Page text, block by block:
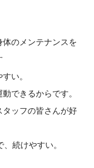
体のメンテナンスを
い。
できるからです。
ッフの皆さんが好
続けやすい。